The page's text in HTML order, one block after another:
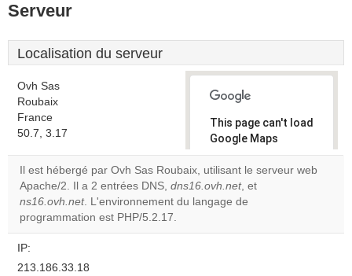
Serveur
Localisation du serveur
Ovh Sas
Roubaix
France
50.7, 3.17
This page can't load
Google Maps
correctly.
Do you
own this
Il est hébergé par Ovh Sas Roubaix, utilisant le serveur web
Apache/2. Il a 2 entrées DNS, dns16.ovh.net, et
ns16.ovh.net. L'environnement du langage de
programmation est PHP/5.2.17.
IP:
213.186.33.18